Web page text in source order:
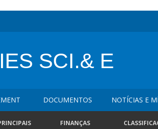
SCI.& E
DOCUMENTOS NOTÍCIAS E
FINANÇAS